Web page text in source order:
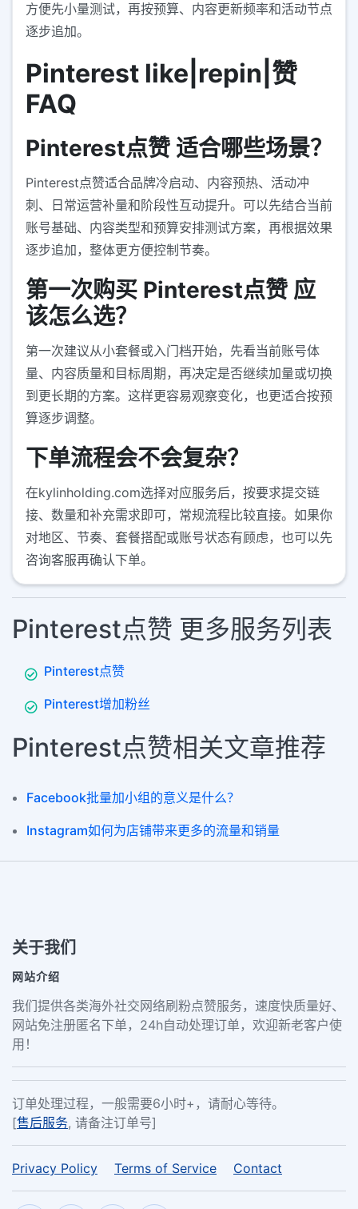
方便先小量测试，再按预算、内容更新频率和活动节点
逐步追加。
Pinterest like|repin|赞
FAQ
Pinterest点赞 适合哪些场景？
Pinterest点赞适合品牌冷启动、内容预热、活动冲
刺、日常运营补量和阶段性互动提升。可以先结合当前
账号基础、内容类型和预算安排测试方案，再根据效果
逐步追加，整体更方便控制节奏。
第一次购买 Pinterest点赞 应
该怎么选？
第一次建议从小套餐或入门档开始，先看当前账号体
量、内容质量和目标周期，再决定是否继续加量或切换
到更长期的方案。这样更容易观察变化，也更适合按预
算逐步调整。
下单流程会不会复杂？
在kylinholding.com选择对应服务后，按要求提交链
接、数量和补充需求即可，常规流程比较直接。如果你
对地区、节奏、套餐搭配或账号状态有顾虑，也可以先
咨询客服再确认下单。
Pinterest点赞 更多服务列表
Pinterest点赞
Pinterest增加粉丝
Pinterest点赞相关文章推荐
Facebook批量加小组的意义是什么？
Instagram如何为店铺带来更多的流量和销量
关于我们
网站介绍
我们提供各类海外社交网络刷粉点赞服务，速度快质量好、
网站免注册匿名下单，24h自动处理订单，欢迎新老客户使
用！
订单处理过程，一般需要6小时+，请耐心等待。
[售后服务, 请备注订单号]
Privacy Policy Terms of Service Contact